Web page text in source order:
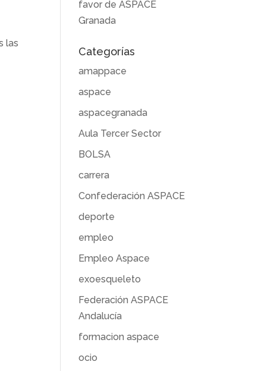
las
favor de ASPACE
Granada
Categorías
amappace
aspace
aspacegranada
Aula Tercer Sector
BOLSA
carrera
Confederación ASPACE
deporte
empleo
Empleo Aspace
exoesqueleto
Federación ASPACE
Andalucía
formacion aspace
ocio